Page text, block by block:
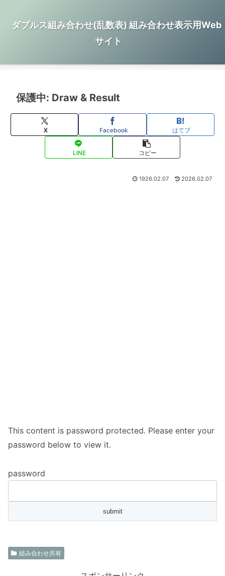
ダブルス組み合わせ(乱数表) 組み合わせ表示用Web
サイト
保護中: Draw & Result
X Facebook はてブ
LINE コピー
1926.02.07 2026.02.07
This content is password protected. Please enter your
password below to view it.
password
組み合わせ共有